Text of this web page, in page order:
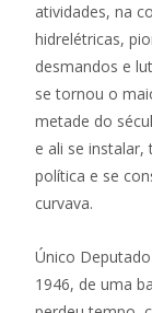
atividades, na
hidrelétricas,
desmandos e
se tornou o
metade do
e ali se instalar,
política e se
curvava.
Único
1946, de uma